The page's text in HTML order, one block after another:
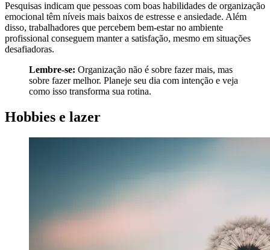
Pesquisas indicam que pessoas com boas habilidades de organização
emocional têm níveis mais baixos de estresse e ansiedade. Além
disso, trabalhadores que percebem bem-estar no ambiente
profissional conseguem manter a satisfação, mesmo em situações
desafiadoras.
Lembre-se: Organização não é sobre fazer mais, mas
sobre fazer melhor. Planeje seu dia com intenção e veja
como isso transforma sua rotina.
Hobbies e lazer